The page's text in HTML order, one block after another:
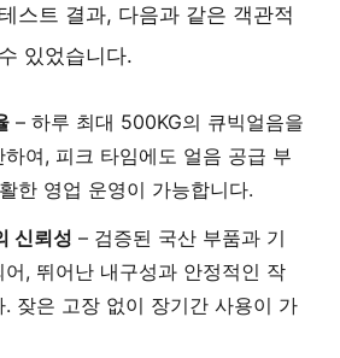
스트 결과, 다음과 같은 객관적
있었습니다.
– 하루 최대 500KG의 큐빅얼음을
여, 피크 타임에도 얼음 공급 부
한 영업 운영이 가능합니다.
신뢰성 – 검증된 국산 부품과 기
, 뛰어난 내구성과 안정적인 작
. 잦은 고장 없이 장기간 사용이 가